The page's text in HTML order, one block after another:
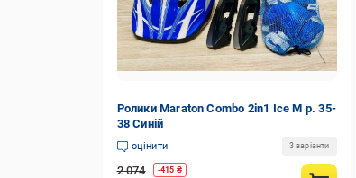
Ролики Maraton Combo 2in1 Ice M р. 35-
38 Синій
оцінити 3 варіанти
2 074 -415 ₴